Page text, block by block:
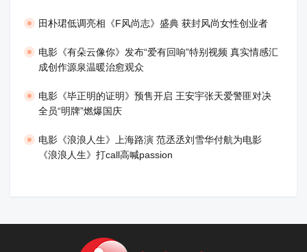
田朴珺低调亮相《F风尚志》盛典 获封风尚女性创业者
电影《有朵云像你》发布“爱有回响”特别视频 真实情感汇
成创作源泉温暖治愈观众
​电影《毕正明的证明》预售开启 王安宇张天爱警匪对决
全员“明牌”燃爆国庆
​电影《浪浪人生》上海路演 范丞丞刘雪华付航为电影
《浪浪人生》打call高喊passion